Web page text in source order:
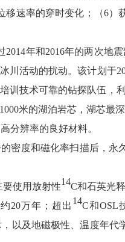
速率的穿时变化；（6）
年和2016年的两次地
川活动的扰动。该计划于
技术可靠的钻探队伍，
米的湖泊岩芯，湖芯最
分辨率的良好材料。
度和磁化率扫描后，永
使用放射性14C和石英光
20万年；超出 14C和OSL
，以及地磁极性、温度年代